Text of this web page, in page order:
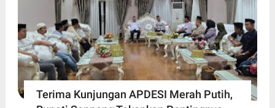
Terima Kunjungan APDESI Merah Putih,